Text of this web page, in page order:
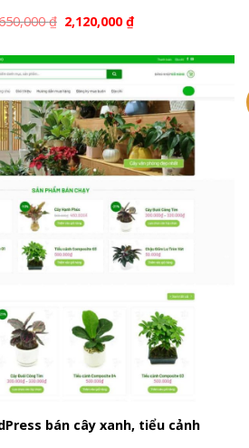
₫ 2,120,000₫
bán cây xanh, tiểu cảnh